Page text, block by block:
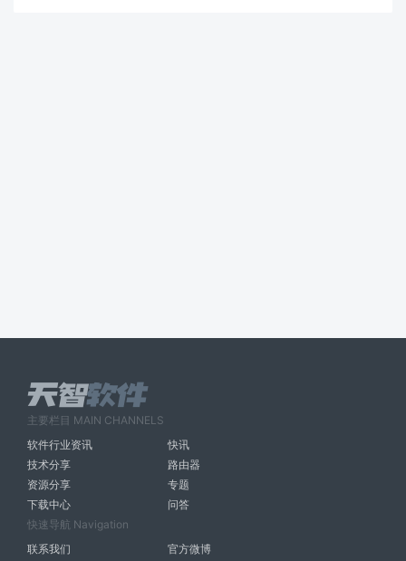
主要栏目 MAIN CHANNELS
软件行业资讯
快讯
技术分享
路由器
资源分享
专题
下载中心
问答
快速导航 Navigation
联系我们
官方微博